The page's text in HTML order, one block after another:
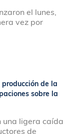
el lunes,
vez por
de la
sobre la
una ligera caída
de